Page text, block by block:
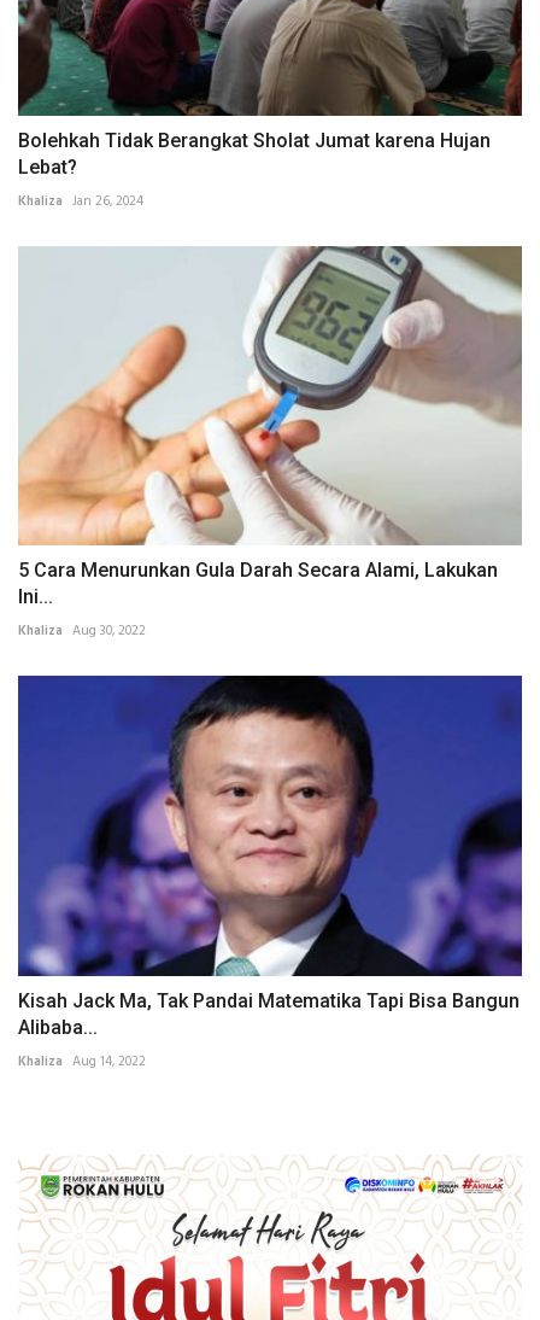
Bolehkah Tidak Berangkat Sholat Jumat karena Hujan
Lebat?
Khaliza Jan 26, 2024
5 Cara Menurunkan Gula Darah Secara Alami, Lakukan
Ini...
Khaliza Aug 30, 2022
Kisah Jack Ma, Tak Pandai Matematika Tapi Bisa Bangun
Alibaba...
Khaliza Aug 14, 2022